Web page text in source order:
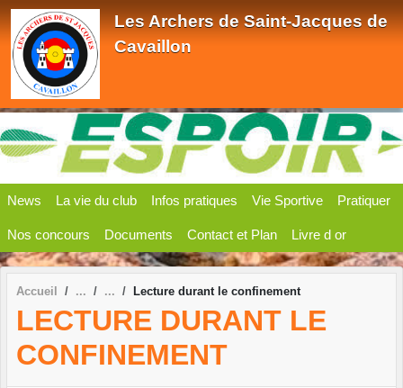
Les Archers de Saint-Jacques de
Cavaillon
News La vie du club Infos pratiques Vie Sportive Pratiquer
Nos concours Documents Contact et Plan Livre d or
Accueil Lecture durant le confinement
LECTURE DURANT LE
CONFINEMENT
Panneau de gestion des cookies